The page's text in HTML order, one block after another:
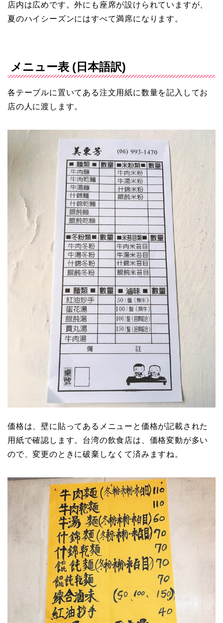
店内は広めです。外にも座席が設けられていますが、
夏のハイシーズンにはすべて満席になります。
メニュー表 (日本語訳)
各テーブルに置いてある注文用紙に数量を記入してお
店の人に渡します。
価格は、壁に貼ってあるメニューと価格が記載された
用紙で確認します。台湾の飲食店は、価格変動が多い
ので、変更のときに破棄しなくて済みますね。